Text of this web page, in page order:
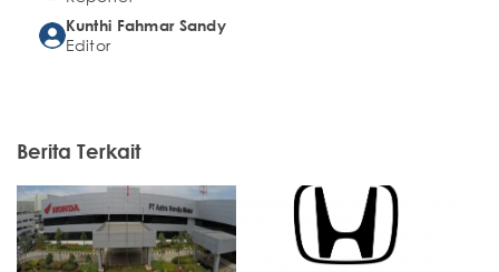
Kunthi Fahmar Sandy
Editor
Berita Terkait